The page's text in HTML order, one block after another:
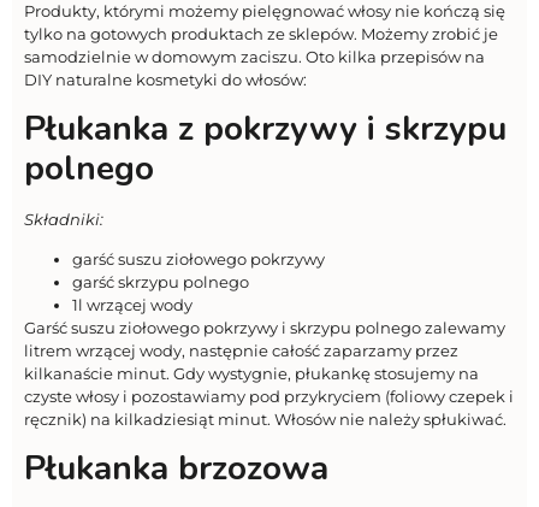
Produkty, którymi możemy pielęgnować włosy nie kończą się
tylko na gotowych produktach ze sklepów. Możemy zrobić je
samodzielnie w domowym zaciszu. Oto kilka przepisów na
DIY naturalne kosmetyki do włosów:
Płukanka z pokrzywy i skrzypu
polnego
Składniki:
garść suszu ziołowego pokrzywy
garść skrzypu polnego
1l wrzącej wody
Garść suszu ziołowego pokrzywy i skrzypu polnego zalewamy
litrem wrzącej wody, następnie całość zaparzamy przez
kilkanaście minut. Gdy wystygnie, płukankę stosujemy na
czyste włosy i pozostawiamy pod przykryciem (foliowy czepek i
ręcznik) na kilkadziesiąt minut. Włosów nie należy spłukiwać.
Płukanka brzozowa